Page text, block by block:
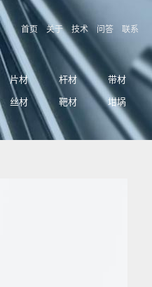
首页 关于 技术 问答 联系
片材 杆材 带材
丝材 靶材 坩埚